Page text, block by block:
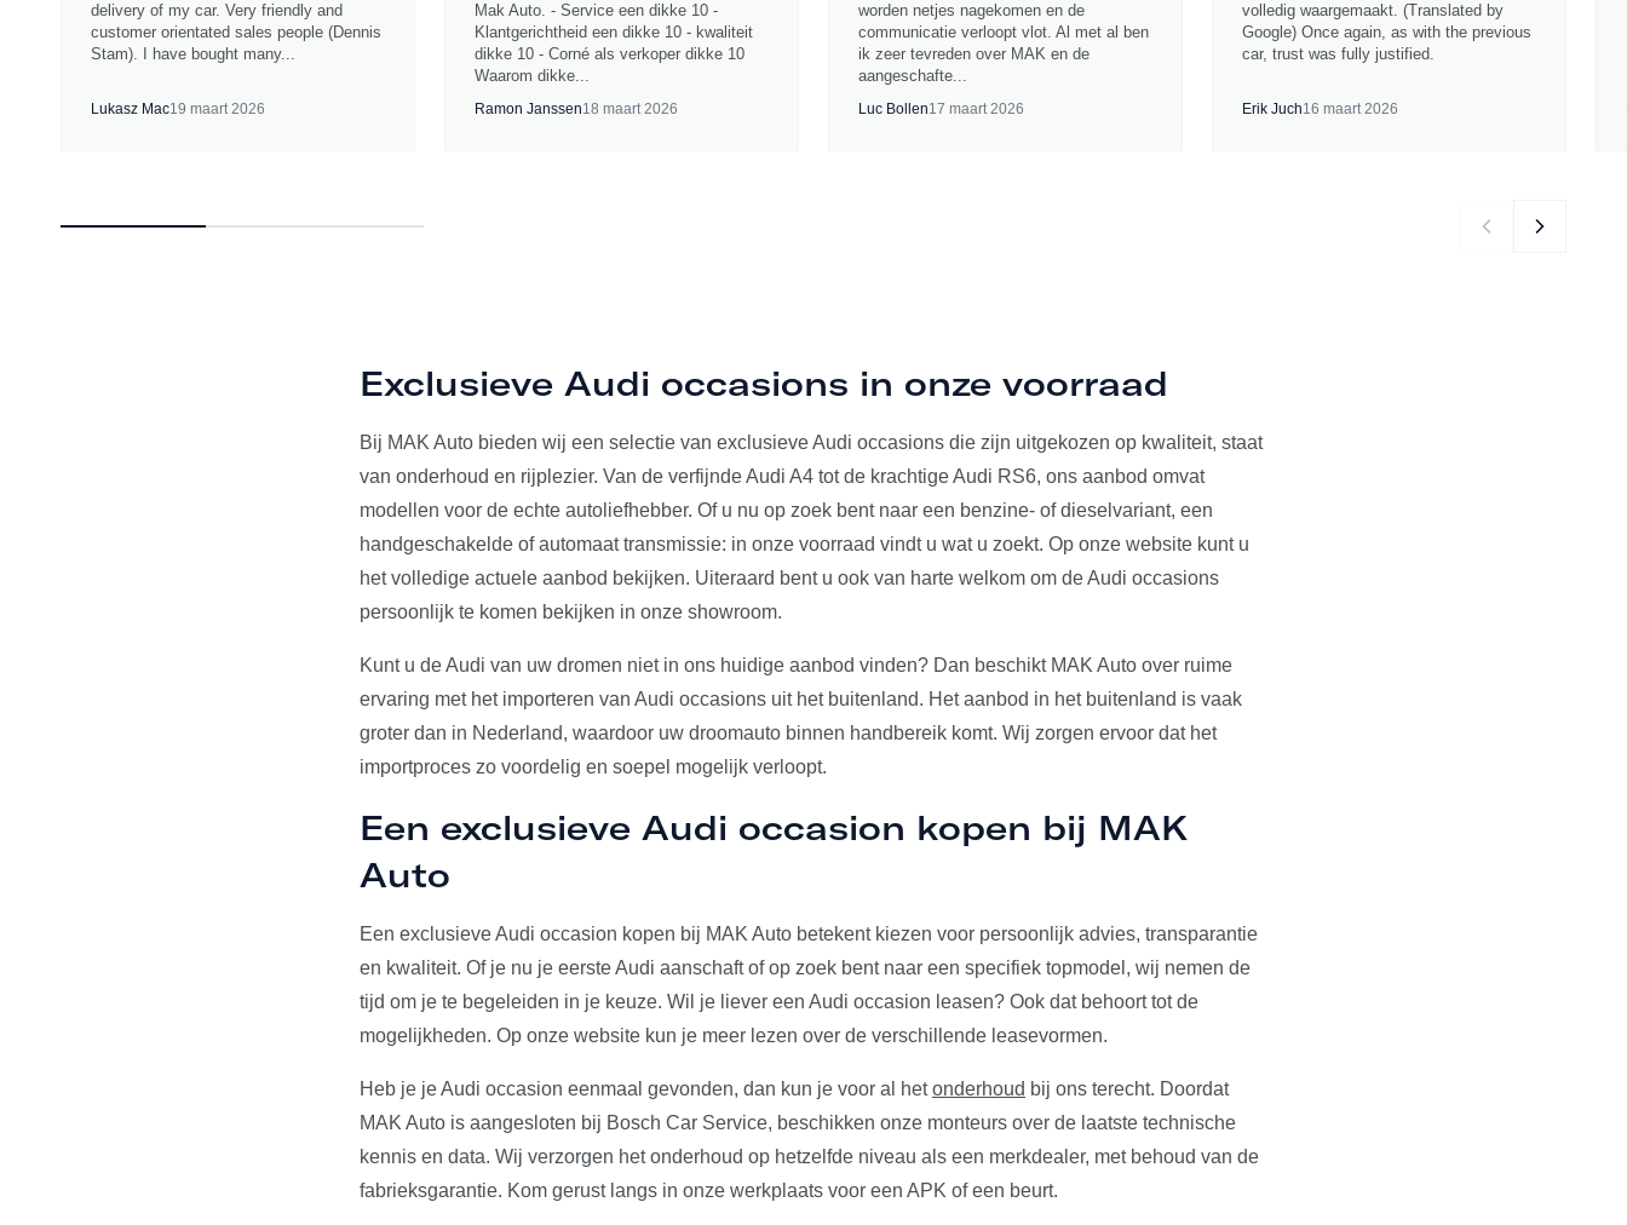
delivery of my car. Very friendly and
customer orientated sales people (Dennis
Stam). I have bought many...
Lukasz Mac19 maart 2026
Mak Auto. - Service een dikke 10 -
Klantgerichtheid een dikke 10 - kwaliteit
dikke 10 - Corné als verkoper dikke 10
Waarom dikke...
Ramon Janssen18 maart 2026
worden netjes nagekomen en de
communicatie verloopt vlot. Al met al ben
ik zeer tevreden over MAK en de
aangeschafte...
Luc Bollen17 maart 2026
volledig waargemaakt. (Translated by
Google) Once again, as with the previous
car, trust was fully justified.
Erik Juch16 maart 2026
Exclusieve Audi occasions in onze voorraad
Bij MAK Auto bieden wij een selectie van exclusieve Audi occasions die zijn uitgekozen op kwaliteit, staat
van onderhoud en rijplezier. Van de verfijnde Audi A4 tot de krachtige Audi RS6, ons aanbod omvat
modellen voor de echte autoliefhebber. Of u nu op zoek bent naar een benzine- of dieselvariant, een
handgeschakelde of automaat transmissie: in onze voorraad vindt u wat u zoekt. Op onze website kunt u
het volledige actuele aanbod bekijken. Uiteraard bent u ook van harte welkom om de Audi occasions
persoonlijk te komen bekijken in onze showroom.
Kunt u de Audi van uw dromen niet in ons huidige aanbod vinden? Dan beschikt MAK Auto over ruime
ervaring met het importeren van Audi occasions uit het buitenland. Het aanbod in het buitenland is vaak
groter dan in Nederland, waardoor uw droomauto binnen handbereik komt. Wij zorgen ervoor dat het
importproces zo voordelig en soepel mogelijk verloopt.
Een exclusieve Audi occasion kopen bij MAK
Auto
Een exclusieve Audi occasion kopen bij MAK Auto betekent kiezen voor persoonlijk advies, transparantie
en kwaliteit. Of je nu je eerste Audi aanschaft of op zoek bent naar een specifiek topmodel, wij nemen de
tijd om je te begeleiden in je keuze. Wil je liever een Audi occasion leasen? Ook dat behoort tot de
mogelijkheden. Op onze website kun je meer lezen over de verschillende leasevormen.
Heb je je Audi occasion eenmaal gevonden, dan kun je voor al hetonderhoud bij ons terecht. Doordat
MAK Auto is aangesloten bij Bosch Car Service, beschikken onze monteurs over de laatste technische
kennis en data. Wij verzorgen het onderhoud op hetzelfde niveau als een merkdealer, met behoud van de
fabrieksgarantie. Kom gerust langs in onze werkplaats voor een APK of een beurt.